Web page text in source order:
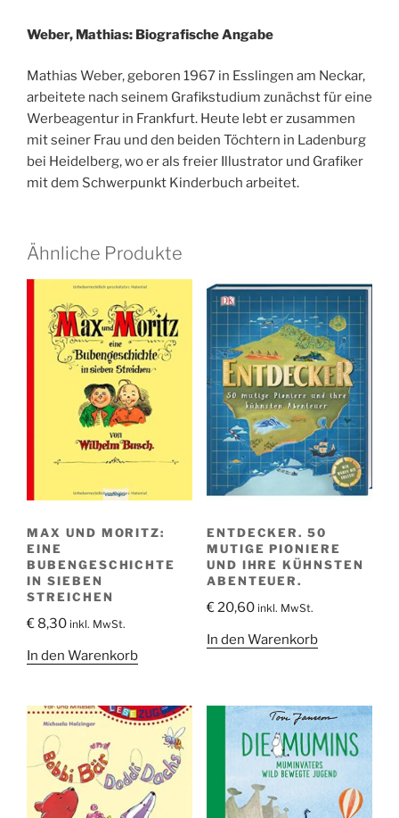
Weber, Mathias: Biografische Angabe
Mathias Weber, geboren 1967 in Esslingen am Neckar,
arbeitete nach seinem Grafikstudium zunächst für eine
Werbeagentur in Frankfurt. Heute lebt er zusammen
mit seiner Frau und den beiden Töchtern in Ladenburg
bei Heidelberg, wo er als freier Illustrator und Grafiker
mit dem Schwerpunkt Kinderbuch arbeitet.
Ähnliche Produkte
MAX UND MORITZ:
EINE
BUBENGESCHICHTE
IN SIEBEN
STREICHEN
€ 8,30 inkl. MwSt.
In den Warenkorb
ENTDECKER. 50
MUTIGE PIONIERE
UND IHRE KÜHNSTEN
ABENTEUER.
€20,60 inkl. MwSt.
In den Warenkorb